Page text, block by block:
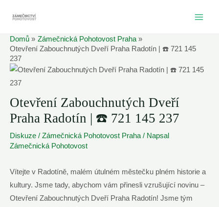
Domů
Zámečnická Pohotovost Praha
Otevření Zabouchnutých Dveří Praha Radotín | ☎️ 721 145
237
Otevření Zabouchnutých Dveří
Praha Radotín | ☎️ 721 145 237
Diskuze / Zámečnická Pohotovost Praha / Napsal
Zámečnická Pohotovost
Vítejte v Radotíně, malém útulném městečku plném historie a
kultury. Jsme tady, abychom vám přinesli vzrušující novinu –
Otevření Zabouchnutých Dveří Praha Radotín! Jsme tým